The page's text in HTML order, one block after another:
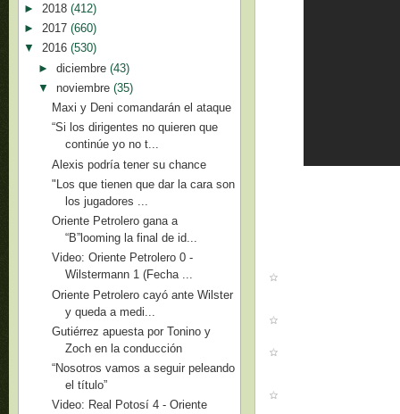
► 2018 (412)
► 2017 (660)
▼ 2016 (530)
► diciembre (43)
▼ noviembre (35)
Maxi y Deni comandarán el ataque
“Si los dirigentes no quieren que
continúe yo no t...
Alexis podría tener su chance
"Los que tienen que dar la cara son
los jugadores ...
Oriente Petrolero gana a
“B”looming la final de id...
Video: Oriente Petrolero 0 -
Wilstermann 1 (Fecha ...
Oriente Petrolero cayó ante Wilster
y queda a medi...
Gutiérrez apuesta por Tonino y
Zoch en la conducción
“Nosotros vamos a seguir peleando
el título”
Video: Real Potosí 4 - Oriente